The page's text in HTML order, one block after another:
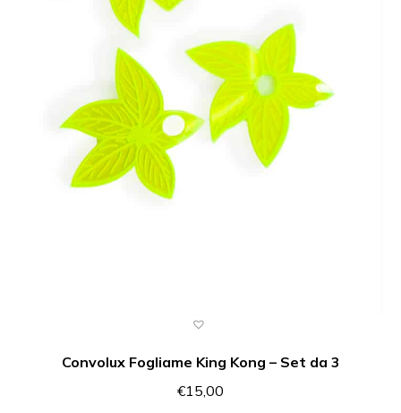
Convolux Fogliame King Kong – Set da 3
€15,00